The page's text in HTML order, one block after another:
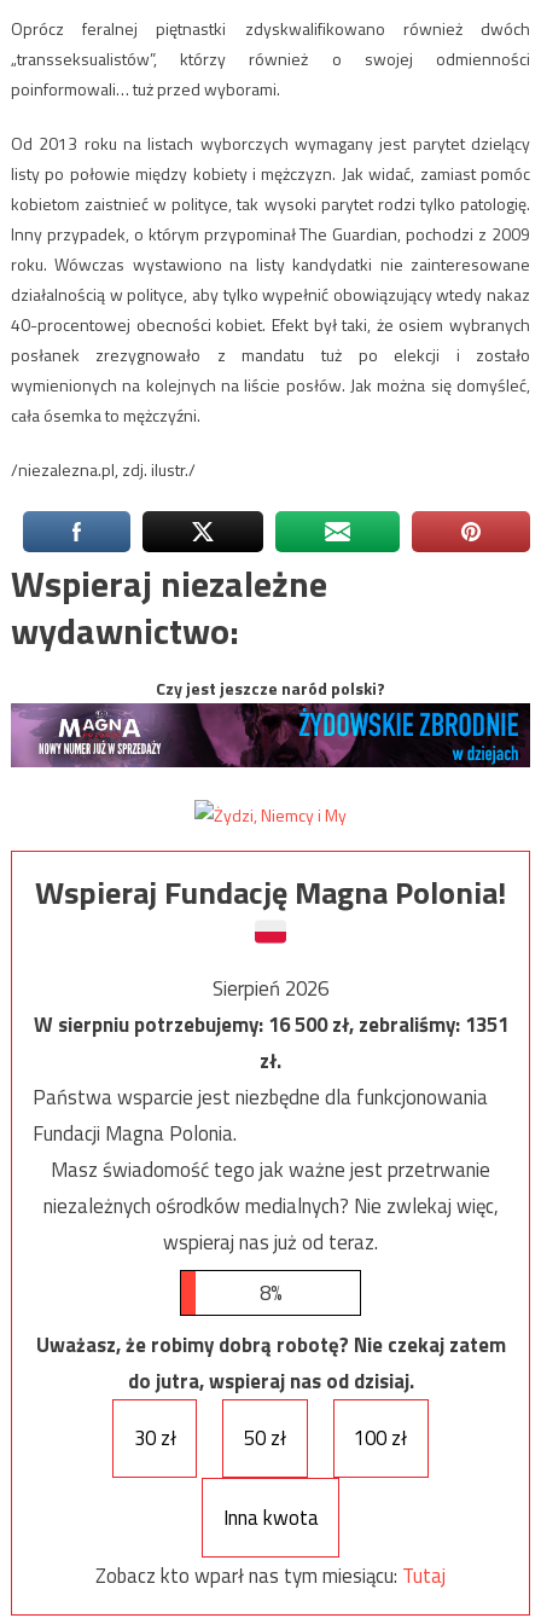
Oprócz feralnej piętnastki zdyskwalifikowano również dwóch
„transseksualistów”, którzy również o swojej odmienności
poinformowali… tuż przed wyborami.
Od 2013 roku na listach wyborczych wymagany jest parytet dzielący
listy po połowie między kobiety i mężczyzn. Jak widać, zamiast pomóc
kobietom zaistnieć w polityce, tak wysoki parytet rodzi tylko patologię.
Inny przypadek, o którym przypominał The Guardian, pochodzi z 2009
roku. Wówczas wystawiono na listy kandydatki nie zainteresowane
działalnością w polityce, aby tylko wypełnić obowiązujący wtedy nakaz
40-procentowej obecności kobiet. Efekt był taki, że osiem wybranych
posłanek zrezygnowało z mandatu tuż po elekcji i zostało
wymienionych na kolejnych na liście posłów. Jak można się domyśleć,
cała ósemka to mężczyźni.
/niezalezna.pl, zdj. ilustr./
Wspieraj niezależne
wydawnictwo:
Czy jest jeszcze naród polski?
Wspieraj Fundację Magna Polonia!
Sierpień 2026
W sierpniu potrzebujemy:16 500zł, zebraliśmy:1351
zł.
Państwa wsparcie jest niezbędne dla funkcjonowania
Fundacji Magna Polonia.
Masz świadomość tego jak ważne jest przetrwanie
niezależnych ośrodków medialnych? Nie zwlekaj więc,
wspieraj nas już od teraz.
8%
Uważasz, że robimy dobrą robotę? Nie czekaj zatem
do jutra, wspieraj nas od dzisiaj.
30 zł
50 zł 100 zł
Inna kwota
Zobacz kto wparł nas tym miesiącu: Tutaj